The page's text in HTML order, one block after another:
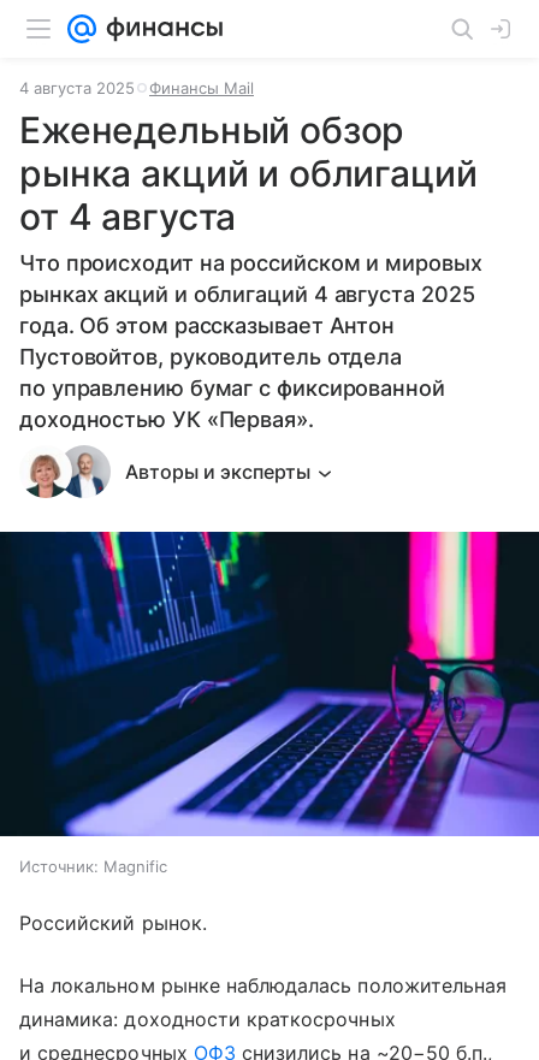
4 августа 2025 Финансы Mail
Еженедельный обзор
рынка акций и облигаций
от 4 августа
Что происходит на российском и мировых
рынках акций и облигаций 4 августа 2025
года. Об этом рассказывает Антон
Пустовойтов, руководитель отдела
по управлению бумаг с фиксированной
доходностью УК «Первая».
Авторы и эксперты
Источник: Magnific
Российский рынок.
На локальном рынке наблюдалась положительная
динамика: доходности краткосрочных
и среднесрочных ОФЗ снизились на ~20−50 б.п.,